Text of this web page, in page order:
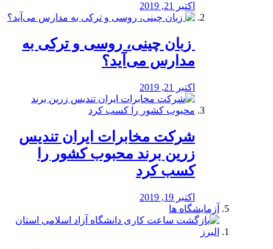
اکتبر 21, 2019
️ زبان چینی، روسی و ترکی به
مدارس می‌آید؟
اکتبر 21, 2019
شرکت مخابرات ایران تندیس
زرین برند محبوب کشور را
کسب کرد
اکتبر 19, 2019
آزمایشگاه ها